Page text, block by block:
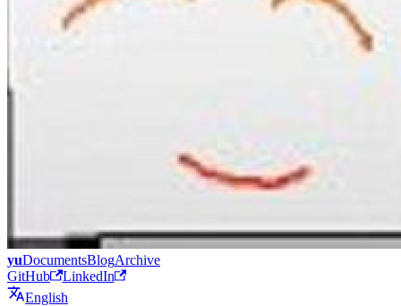
yuDocumentsBlogArchive
GitHub
LinkedIn
English